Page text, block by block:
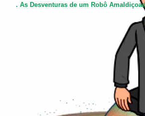
. As Desventuras de um Robô